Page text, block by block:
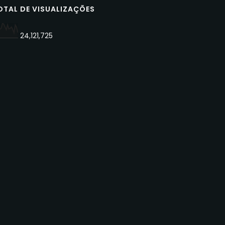
DE VISUALIZAÇÕES
24,121,725